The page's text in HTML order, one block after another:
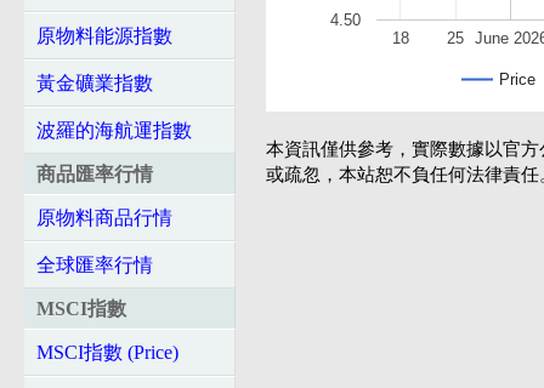
原物料能源指數
黃金礦業指數
波羅的海航運指數
商品匯率行情
原物料商品行情
全球匯率行情
MSCI指數
MSCI指數 (Price)
Price
June
18 25
4.50
本資訊僅供參考，實際數據以官
或疏忽，本站恕不負任何法律責任